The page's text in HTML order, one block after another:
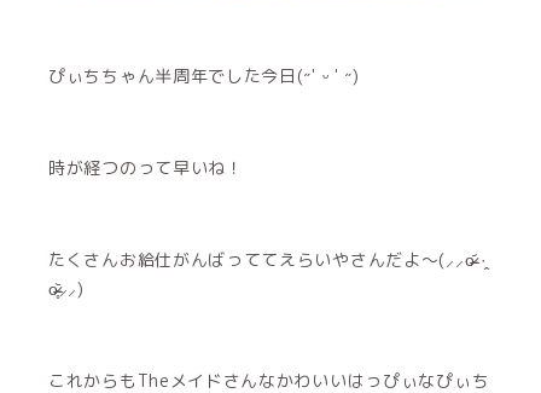
ぴぃちちゃん半周年でした今日(˶' ᵕ ' ˶)
時が経つのって早いね！
たくさんお給仕がんばっててえらいやさんだよ〜(⸝⸝o̴̶̷᷄ ·̭
o̴̶̷̥᷅⸝⸝)
これからもTheメイドさんなかわいいはっぴぃなぴぃち